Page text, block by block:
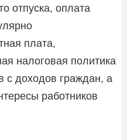
отпуска, оплата
плата,
налоговая политика
с доходов граждан, а
работников